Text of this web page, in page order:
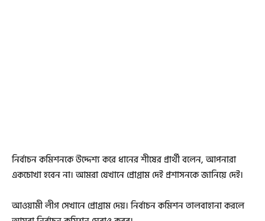
নির্বাচন কমিশনকে উদ্দেশ্য করে ধানের শীষের প্রার্থী বলেন, আপনারা
একচোখা হবেন না। আমরা যেখানে প্রোগ্রাম দেই প্রশাসনকে জানিয়ে দেই।
আওয়ামী লীগ সেখানে প্রোগ্রাম দেয়। নির্বাচন কমিশন তালবাহানা করলে